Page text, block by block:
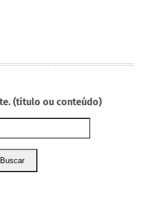
(título ou conteúdo)
Buscar